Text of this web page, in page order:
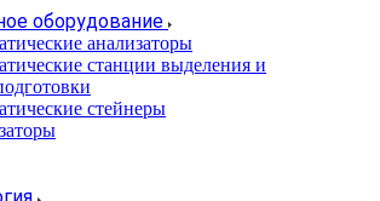
оборудование
анализаторы
станции выделения и
стейнеры